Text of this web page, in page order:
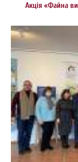
Акція «Файна